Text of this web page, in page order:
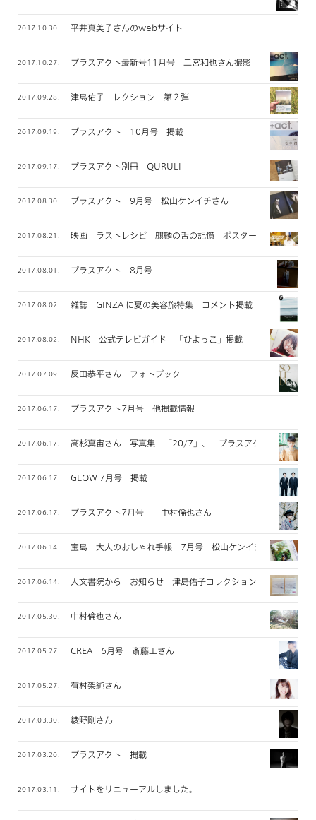
2017.10.30. 平井真美子さんのwebサイト
2017.10.27. プラスアクト最新号11月号 二宮和也さん撮影
2017.09.28. 津島佑子コレクション 第２弾
2017.09.19. プラスアクト 10月号 掲載
2017.09.17. プラスアクト別冊 QURULI
2017.08.30. プラスアクト 9月号 松山ケンイチさん
2017.08.21. 映画 ラストレシピ 麒麟の舌の記憶 ポスタービジュアル
2017.08.01. プラスアクト 8月号
2017.08.02. 雑誌 GINZA に夏の美容旅特集 コメント掲載
2017.08.02. NHK 公式テレビガイド 「ひよっこ」掲載
2017.07.09. 反田恭平さん フォトブック
2017.06.17. プラスアクト7月号 他掲載情報
2017.06.17. 高杉真宙さん 写真集 「20/7」、 プラスアクト掲載
2017.06.17. GLOW 7月号 掲載
2017.06.17. プラスアクト7月号 中村倫也さん
2017.06.14. 宝島 大人のおしゃれ手帳 7月号 松山ケンイチさん
2017.06.14. 人文書院から お知らせ 津島佑子コレクション
2017.05.30. 中村倫也さん
2017.05.27. CREA 6月号 斎藤工さん
2017.05.27. 有村架純さん
2017.03.30. 綾野剛さん
2017.03.20. プラスアクト 掲載
2017.03.11. サイトをリニューアルしました。